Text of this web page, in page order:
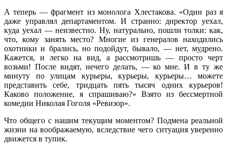
А теперь — фрагмент из монолога Хлестакова. «Один раз я
даже управлял департаментом. И странно: директор уехал,
куда уехал — неизвестно. Ну, натурально, пошли толки: как,
что, кому занять место? Многие из генералов находились
охотники и брались, но подойдут, бывало, — нет, мудрено.
Кажется, и легко на вид, а рассмотришь — просто черт
возьми! После видят, нечего делать, — ко мне. И в ту же
минуту по улицам курьеры, курьеры, курьеры… можете
представить себе, тридцать пять тысяч одних курьеров!
Каково положение, я спрашиваю?» Взято из бессмертной
комедии Николая Гоголя «Ревизор».
Что общего с нашим текущим моментом? Подмена реальной
жизни на воображаемую, вследствие чего ситуация уверенно
движется в тупик.